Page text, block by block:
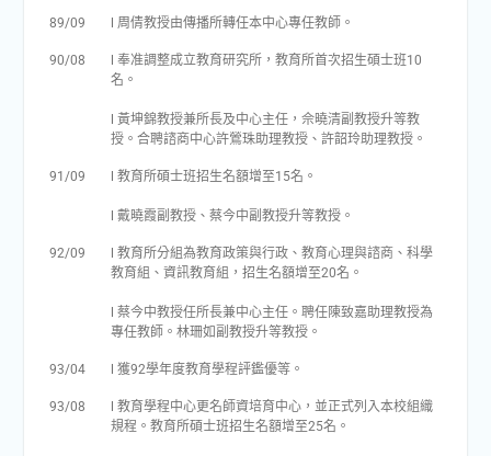
89/09 l 周倩教授由傳播所轉任本中心專任教師。
90/08
l 奉准調整成立教育研究所，教育所首次招生碩士班10
名。
l 黃坤錦教授兼所長及中心主任，佘曉清副教授升等教
授。合聘諮商中心許鶯珠助理教授、許韶玲助理教授。
91/09 l 教育所碩士班招生名額增至15名。
l 戴曉霞副教授、蔡今中副教授升等教授。
92/09
l 教育所分組為教育政策與行政、教育心理與諮商、科學
教育組、資訊教育組，招生名額增至20名。
l 蔡今中教授任所長兼中心主任。聘任陳致嘉助理教授為
專任教師。林珊如副教授升等教授。
93/04 l 獲92學年度教育學程評鑑優等。
93/08
l 教育學程中心更名師資培育中心，並正式列入本校組織
規程。教育所碩士班招生名額增至25名。